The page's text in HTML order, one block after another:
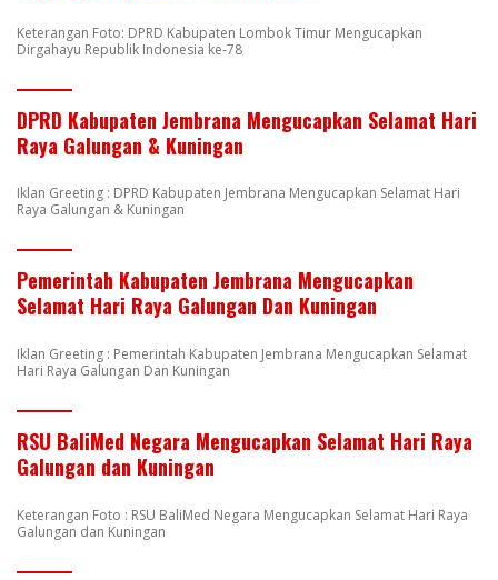
Keterangan Foto: DPRD Kabupaten Lombok Timur Mengucapkan
Dirgahayu Republik Indonesia ke-78
DPRD Kabupaten Jembrana Mengucapkan Selamat Hari
Raya Galungan & Kuningan
Iklan Greeting : DPRD Kabupaten Jembrana Mengucapkan Selamat Hari
Raya Galungan & Kuningan
Pemerintah Kabupaten Jembrana Mengucapkan
Selamat Hari Raya Galungan Dan Kuningan
Iklan Greeting : Pemerintah Kabupaten Jembrana Mengucapkan Selamat
Hari Raya Galungan Dan Kuningan
RSU BaliMed Negara Mengucapkan Selamat Hari Raya
Galungan dan Kuningan
Keterangan Foto : RSU BaliMed Negara Mengucapkan Selamat Hari Raya
Galungan dan Kuningan